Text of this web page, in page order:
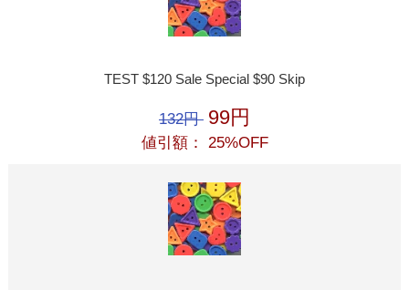
TEST $120 Sale Special $90 Skip
132円 99円
値引額： 25%OFF